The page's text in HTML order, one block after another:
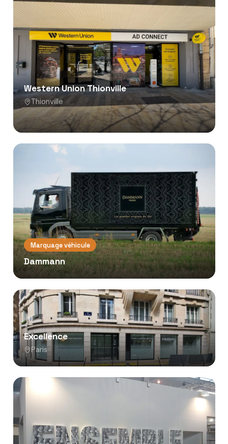
Western Union Thionville
Thionville
Marquage véhicule
Dammann
Excellence
Paris